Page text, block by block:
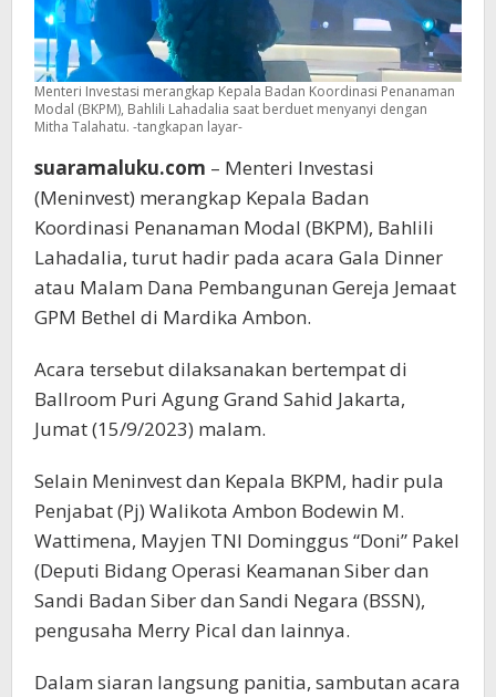
Menteri Investasi merangkap Kepala Badan Koordinasi Penanaman
Modal (BKPM), Bahlili Lahadalia saat berduet menyanyi dengan
Mitha Talahatu. -tangkapan layar-
suaramaluku.com – Menteri Investasi
(Meninvest) merangkap Kepala Badan
Koordinasi Penanaman Modal (BKPM), Bahlili
Lahadalia, turut hadir pada acara Gala Dinner
atau Malam Dana Pembangunan Gereja Jemaat
GPM Bethel di Mardika Ambon.
Acara tersebut dilaksanakan bertempat di
Ballroom Puri Agung Grand Sahid Jakarta,
Jumat (15/9/2023) malam.
Selain Meninvest dan Kepala BKPM, hadir pula
Penjabat (Pj) Walikota Ambon Bodewin M.
Wattimena, Mayjen TNI Dominggus “Doni” Pakel
(Deputi Bidang Operasi Keamanan Siber dan
Sandi Badan Siber dan Sandi Negara (BSSN),
pengusaha Merry Pical dan lainnya.
Dalam siaran langsung panitia, sambutan acara